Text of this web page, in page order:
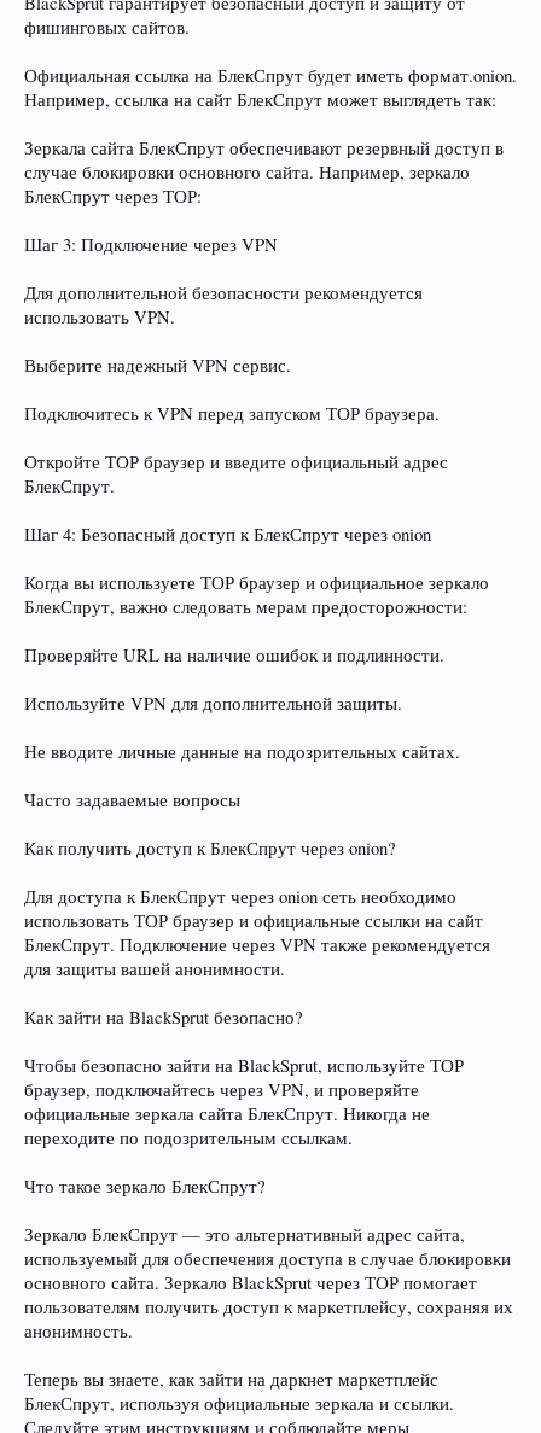
фишинговых сайтов.
Официальная ссылка на БлекСпрут будет иметь формат.onion.
Например, ссылка на сайт БлекСпрут может выглядеть так:
Зеркала сайта БлекСпрут обеспечивают резервный доступ в
случае блокировки основного сайта. Например, зеркало
БлекСпрут через ТОР:
Шаг 3: Подключение через VPN
Для дополнительной безопасности рекомендуется
использовать VPN.
Выберите надежный VPN сервис.
Подключитесь к VPN перед запуском ТОР браузера.
Откройте ТОР браузер и введите официальный адрес
БлекСпрут.
Шаг 4: Безопасный доступ к БлекСпрут через onion
Когда вы используете ТОР браузер и официальное зеркало
БлекСпрут, важно следовать мерам предосторожности:
Проверяйте URL на наличие ошибок и подлинности.
Используйте VPN для дополнительной защиты.
Не вводите личные данные на подозрительных сайтах.
Часто задаваемые вопросы
Как получить доступ к БлекСпрут через onion?
Для доступа к БлекСпрут через onion сеть необходимо
использовать ТОР браузер и официальные ссылки на сайт
БлекСпрут. Подключение через VPN также рекомендуется
для защиты вашей анонимности.
Как зайти на BlackSprut безопасно?
Чтобы безопасно зайти на BlackSprut, используйте ТОР
браузер, подключайтесь через VPN, и проверяйте
официальные зеркала сайта БлекСпрут. Никогда не
переходите по подозрительным ссылкам.
Что такое зеркало БлекСпрут?
Зеркало БлекСпрут — это альтернативный адрес сайта,
используемый для обеспечения доступа в случае блокировки
основного сайта. Зеркало BlackSprut через ТОР помогает
пользователям получить доступ к маркетплейсу, сохраняя их
анонимность.
Теперь вы знаете, как зайти на даркнет маркетплейс
БлекСпрут, используя официальные зеркала и ссылки.
Следуйте этим инструкциям и соблюдайте меры